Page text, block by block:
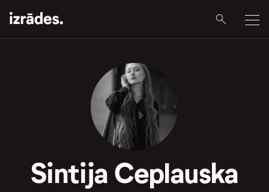
Sintija Ceplauska